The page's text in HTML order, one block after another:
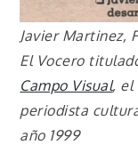
Javier Martinez,
El Vocero
Campo Visual, el
periodista
año 1999